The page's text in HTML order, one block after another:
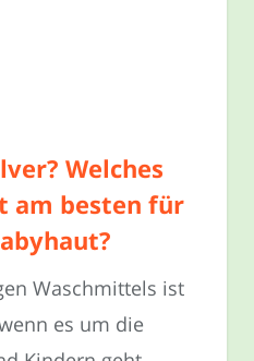
Welches
am besten für
Waschmittels ist
es um die